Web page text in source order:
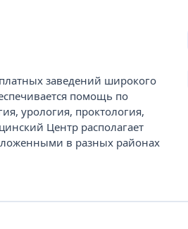
заведений широкого
помощь по
урология, проктология,
Центр располагает
в разных районах